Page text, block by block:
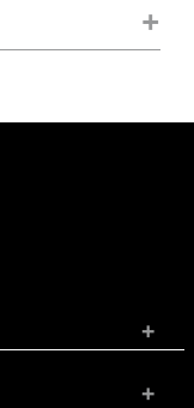
+
+
+